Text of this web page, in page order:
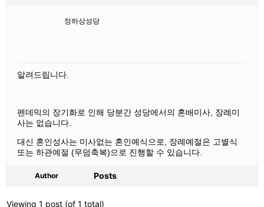
정하상성당
알려드립니다.
펜데믹의 장기화로 인해 당분간 성당에서의 혼배미사, 장례미
사는 없습니다.
대신 혼인성사는 미사없는 혼인예식으로, 장례예절은 고별식
또는 하관예절 (무덤축복)으로 진행할 수 있습니다.
Author Posts
Viewing 1 post (of 1 total)